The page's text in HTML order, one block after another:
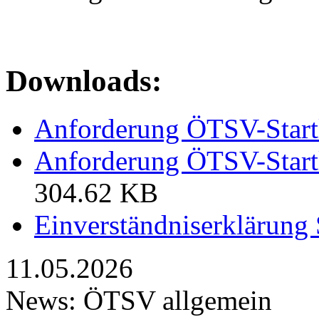
Downloads:
Anforderung ÖTSV-
Anforderung ÖTSV-
304.62 KB
11.05.2026
News: ÖTSV allgemein